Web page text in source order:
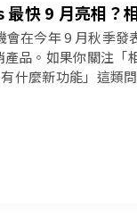
最快 9 月亮相
與規格總整理
在今年 9 月秋季
品。如果你關注「
什麼新功能」這類